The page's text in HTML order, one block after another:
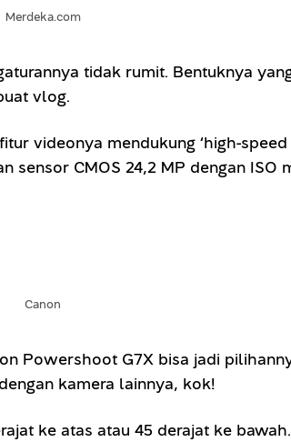
Merdeka.com
tidak rumit. Bentuknya
vlog.
videonya mendukung ‘high-
CMOS 24,2 MP dengan ISO
Canon
Powershoot G7X bisa jadi
kamera lainnya, kok!
ke atas atau 45 derajat ke